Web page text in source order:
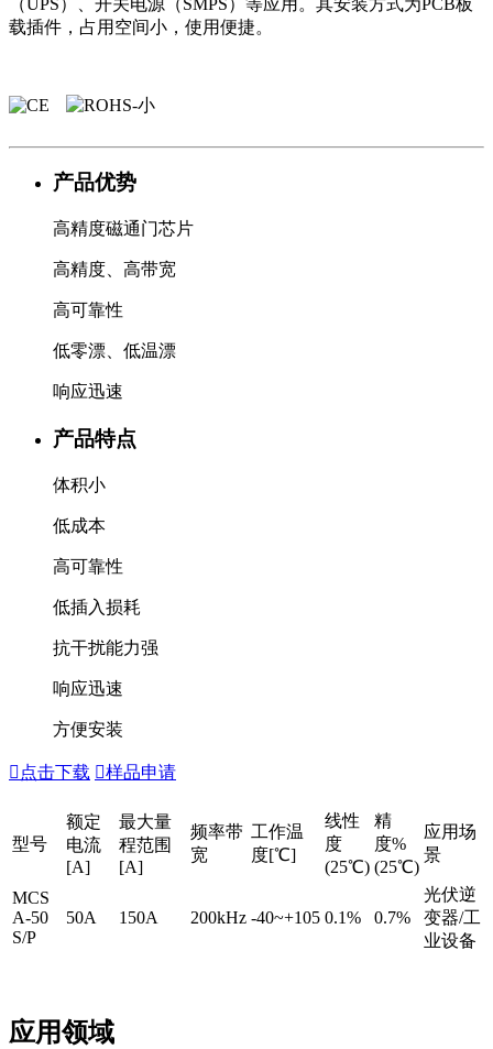
载插件，占用空间小，使用便捷。
产品优势
高精度磁通门芯片
高精度、高带宽
高可靠性
低零漂、低温漂
响应迅速
产品特点
体积小
低成本
高可靠性
低插入损耗
抗干扰能力强
响应迅速
方便安装
 点击下载 样品申请
型号
额定
电流
[A]
最大量
程范围
[A]
频率带
宽
工作温
度[℃]
线性
度
(25℃)
精
度%
(25℃)
应用场
景
MCS
A-50
S/P
50A 150A 200kHz -40~+105 0.1% 0.7%
光伏逆
变器/工
业设备
应用领域